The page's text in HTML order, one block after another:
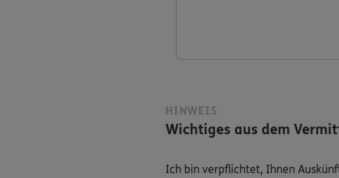
HINWEIS
Wichtiges aus dem
Ich bin verpflichtet, Ihnen